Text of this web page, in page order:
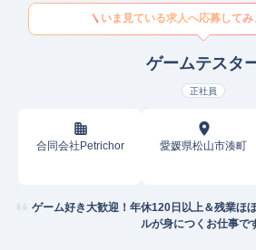
いま見ている求人へ応募してみ
ゲームテスタ
正社員
合同会社Petrichor 愛媛県松山市湊町
ゲーム好き大歓迎！年休120日以上＆残業ほ
ルが身につくお仕事で